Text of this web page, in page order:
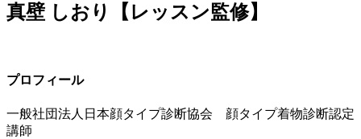
真壁 しおり【レッスン監修】
プロフィール
一般社団法人日本顔タイプ診断協会 顔タイプ着物診断認定
講師